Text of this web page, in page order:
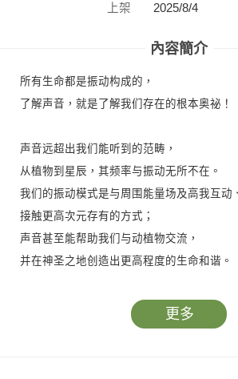
上架
2025/8/4
內容簡介
所有生命都是振动构成的，
了解声音，就是了解我们存在的根本奥祕！
声音远超出我们能听到的范畴，
从植物到星辰，其频率与振动无所不在。
我们的振动模式是与周围能量场及高我互动
接触更高次元存有的方式；
声音甚至能帮助我们与动植物交流，
并在神圣之地创造出更高程度的生命和谐。
是我在声音里，找到了那个从未走丢的自己。
更多